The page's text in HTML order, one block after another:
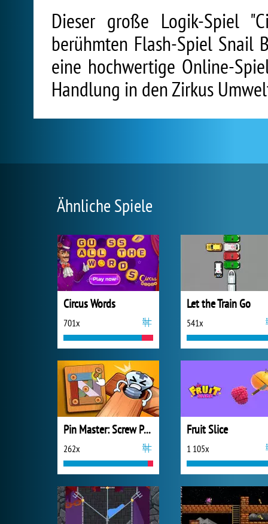
Dieser große Logik-Spiel
berühmten Flash-Spiel Snail
eine hochwertige Online-
Handlung in den Zirkus
Ähnliche Spiele
Circus Words
701x
Let the Train Go
541x
Pin Master: Screw Puzzle Quest
262x
Fruit Slice
1 105x